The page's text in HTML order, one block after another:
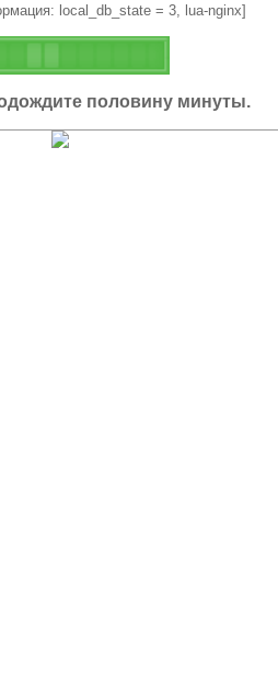
local_db_state = 3, lua-nginx]
половину минуты.